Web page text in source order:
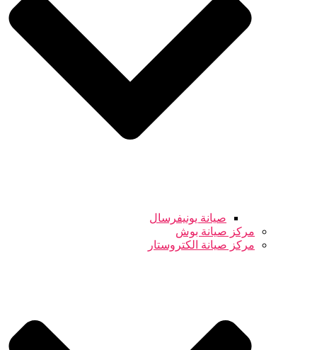
صيانة يونيفرسال
مركز صيانة بوش
مركز صيانة الكتروستار